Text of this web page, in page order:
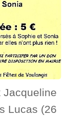
Jacqueline
Lucas (26